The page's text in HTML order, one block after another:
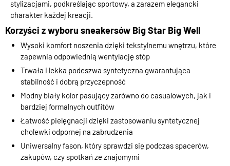
stylizacjami, podkreślając sportowy, a zarazem elegancki
charakter każdej kreacji.
Korzyści z wyboru sneakersów Big Star Big Well
Wysoki komfort noszenia dzięki tekstylnemu wnętrzu, które
zapewnia odpowiednią wentylację stóp
Trwała i lekka podeszwa syntetyczna gwarantująca
stabilność i dobrą przyczepność
Modny biały kolor pasujący zarówno do casualowych, jak i
bardziej formalnych outfitów
Łatwość pielęgnacji dzięki zastosowaniu syntetycznej
cholewki odpornej na zabrudzenia
Uniwersalny fason, który sprawdzi się podczas spacerów,
zakupów, czy spotkań ze znajomymi